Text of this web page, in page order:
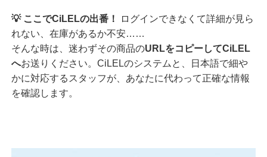
💡 ここでCiLELの出番！
ログインできなくて詳細が見ら
れない、在庫があるか不安……
そんな時は、迷わずその商品のURLをコピーしてCiLEL
へお送りください。CiLELのシステムと、日本語で細や
かに対応するスタッフが、あなたに代わって正確な情報
を確認します。